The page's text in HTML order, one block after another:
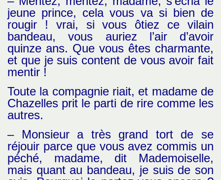
jeune prince, cela vous va si bien de
rougir ! vrai, si vous ôtiez ce vilain
bandeau, vous auriez l’air d’avoir
quinze ans. Que vous êtes charmante,
et que je suis content de vous avoir fait
mentir !
Toute la compagnie riait, et madame de
Chazelles prit le parti de rire comme les
autres.
– Monsieur a très grand tort de se
réjouir parce que vous avez commis un
péché, madame, dit Mademoiselle,
mais quant au bandeau, je suis de son